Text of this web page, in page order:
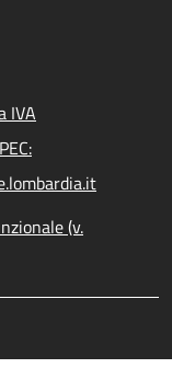
IVA
(v.